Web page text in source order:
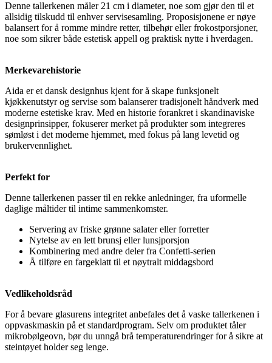
Denne tallerkenen måler 21 cm i diameter, noe som gjør den til et
allsidig tilskudd til enhver servisesamling. Proposisjonene er nøye
balansert for å romme mindre retter, tilbehør eller frokostporsjoner,
noe som sikrer både estetisk appell og praktisk nytte i hverdagen.
Merkevarehistorie
Aida er et dansk designhus kjent for å skape funksjonelt
kjøkkenutstyr og servise som balanserer tradisjonelt håndverk med
moderne estetiske krav. Med en historie forankret i skandinaviske
designprinsipper, fokuserer merket på produkter som integreres
sømløst i det moderne hjemmet, med fokus på lang levetid og
brukervennlighet.
Perfekt for
Denne tallerkenen passer til en rekke anledninger, fra uformelle
daglige måltider til intime sammenkomster.
Servering av friske grønne salater eller forretter
Nytelse av en lett brunsj eller lunsjporsjon
Kombinering med andre deler fra Confetti-serien
Å tilføre en fargeklatt til et nøytralt middagsbord
Vedlikeholdsråd
For å bevare glasurens integritet anbefales det å vaske tallerkenen i
oppvaskmaskin på et standardprogram. Selv om produktet tåler
mikrobølgeovn, bør du unngå brå temperaturendringer for å sikre at
steintøyet holder seg lenge.